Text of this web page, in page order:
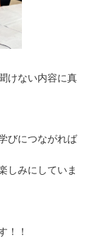
けない内容に真
びにつながれば
しみにしていま
！！